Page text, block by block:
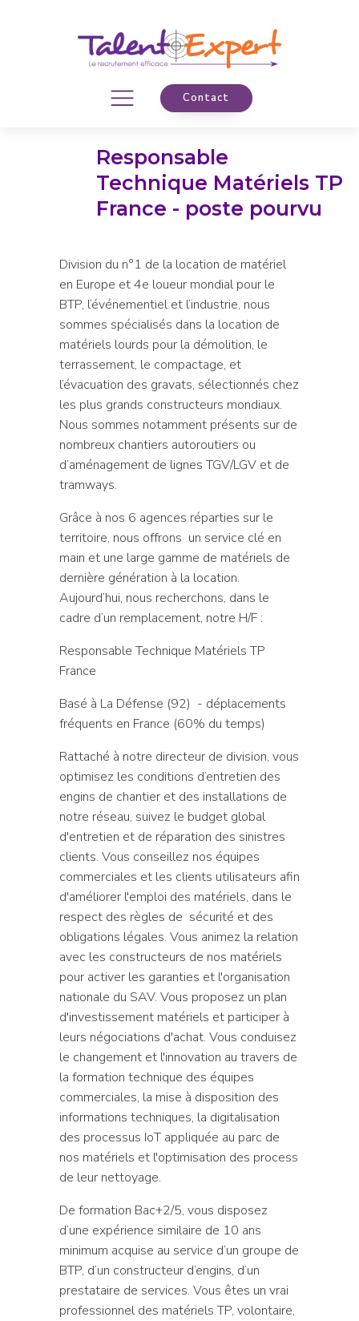
Contact
Responsable
Technique Matériels TP
France - poste pourvu
Division du n°1 de la location de matériel
en Europe et 4e loueur mondial pour le
BTP, l‘événementiel et l‘industrie, nous
sommes spécialisés dans la location de
matériels lourds pour la démolition, le
terrassement, le compactage, et
l’évacuation des gravats, sélectionnés chez
les plus grands constructeurs mondiaux.
Nous sommes notamment présents sur de
nombreux chantiers autoroutiers ou
d’aménagement de lignes TGV/LGV et de
tramways.
Grâce à nos 6 agences réparties sur le
territoire, nous offrons un service clé en
main et une large gamme de matériels de
dernière génération à la location.
Aujourd’hui, nous recherchons, dans le
cadre d’un remplacement, notre H/F :
Responsable Technique Matériels TP
France
Basé à La Défense (92) - déplacements
fréquents en France (60% du temps)
Rattaché à notre directeur de division, vous
optimisez les conditions d’entretien des
engins de chantier et des installations de
notre réseau, suivez le budget global
d'entretien et de réparation des sinistres
clients. Vous conseillez nos équipes
commerciales et les clients utilisateurs afin
d'améliorer l'emploi des matériels, dans le
respect des règles de sécurité et des
obligations légales. Vous animez la relation
avec les constructeurs de nos matériels
pour activer les garanties et l'organisation
nationale du SAV. Vous proposez un plan
d'investissement matériels et participer à
leurs négociations d'achat. Vous conduisez
le changement et l'innovation au travers de
la formation technique des équipes
commerciales, la mise à disposition des
informations techniques, la digitalisation
des processus IoT appliquée au parc de
nos matériels et l'optimisation des process
de leur nettoyage.
De formation Bac+2/5, vous disposez
d’une expérience similaire de 10 ans
minimum acquise au service d’un groupe de
BTP, d’un constructeur d’engins, d’un
prestataire de services. Vous êtes un vrai
professionnel des matériels TP, volontaire,